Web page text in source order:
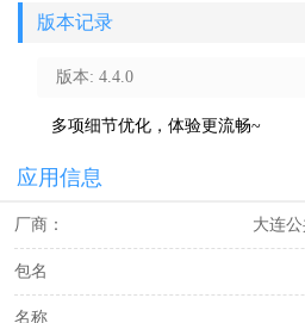
版本记录
版本: 4.4.0
多项细节优化，体验更流畅~
应用信息
厂商： 大连
包名
名称